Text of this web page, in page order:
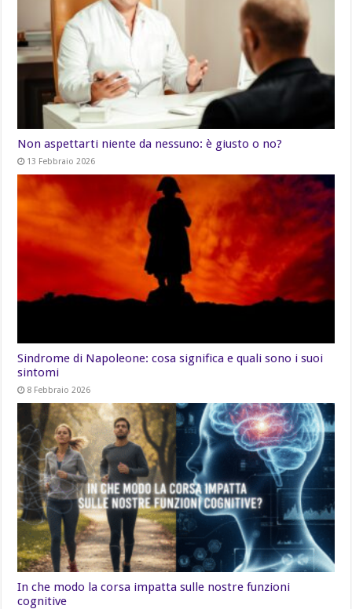
Non aspettarti niente da nessuno: è giusto o no?
13 Febbraio 2026
Sindrome di Napoleone: cosa significa e quali sono i suoi
sintomi
8 Febbraio 2026
In che modo la corsa impatta sulle nostre funzioni
cognitive